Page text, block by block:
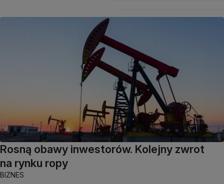
Rosną obawy inwestorów. Kolejny zwrot
na rynku ropy
BIZNES